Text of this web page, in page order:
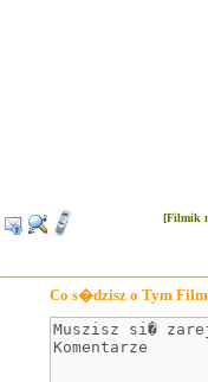
[Filmik
Co s�dzisz o Tym